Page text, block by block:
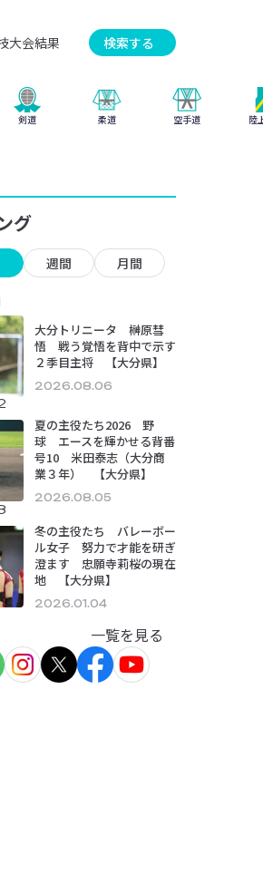
大会結果 検索する
剣道 柔道 空手道 陸
グ
週間 月間
大分トリニータ 榊原彗
悟 戦う覚悟を背中で示す
２季目主将 【大分県】
2026.08.06
夏の主役たち2026 野
球 エースを輝かせる背番
号10 米田泰志（大分商
業３年） 【大分県】
2026.08.05
冬の主役たち バレーボー
ル女子 努力で才能を研ぎ
澄ます 忠願寺莉桜の現在
地 【大分県】
2026.01.04
一覧を見る